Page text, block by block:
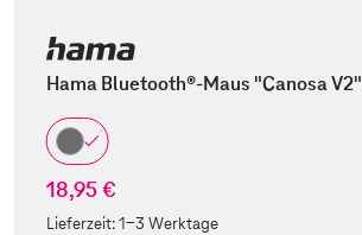
Hama Bluetooth®-Maus "Canosa V2"
18,95 €
Lieferzeit:1-3 Werktage